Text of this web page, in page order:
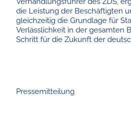
die Leistung der Beschäftigten
gleichzeitig die Grundlage für
Verlässlichkeit in der gesamten
Schritt für die Zukunft der
Pressemitteilung